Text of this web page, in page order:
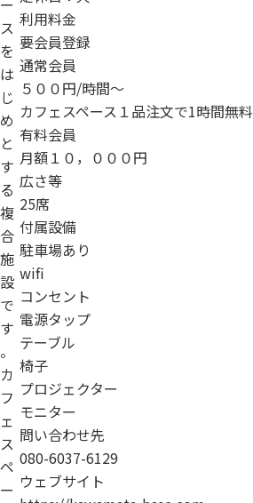
ー
ス
を
は
じ
め
と
す
る
複
合
施
設
で
す
。
カ
フ
ェ
ス
ペ
ー
利用料金
要会員登録
通常会員
５００円/時間～
カフェスペース１品注文で1時間無料
有料会員
月額１０，０００円
広さ等
25席
付属設備
駐車場あり
wifi
コンセント
電源タップ
テーブル
椅子
プロジェクター
モニター
問い合わせ先
080-6037-6129
ウェブサイト